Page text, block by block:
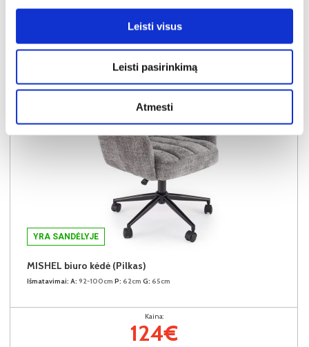
Leisti visus
Leisti pasirinkimą
Atmesti
YRA SANDĖLYJE
MISHEL biuro kėdė (Pilkas)
Išmatavimai: A: 92-100cm P: 62cm G: 65cm
Kaina:
124€